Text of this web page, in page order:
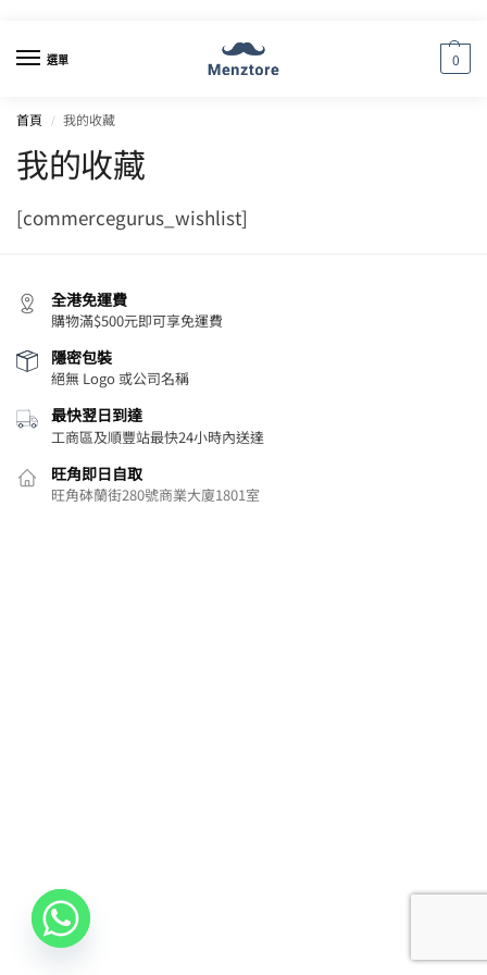
選單 0
首頁 / 我的收藏
我的收藏
[commercegurus_wishlist]
全港免運費
購物滿$500元即可享免運費
隱密包裝
絕無 Logo 或公司名稱
最快翌日到達
工商區及順豐站最快24小時內送達
旺角即日自取
旺角砵蘭街280號商業大廈1801室